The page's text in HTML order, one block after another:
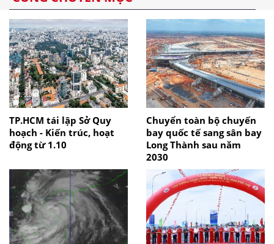
TP.HCM tái lập Sở Quy
hoạch - Kiến trúc, hoạt
động từ 1.10
Chuyển toàn bộ chuyến
bay quốc tế sang sân bay
Long Thành sau năm
2030